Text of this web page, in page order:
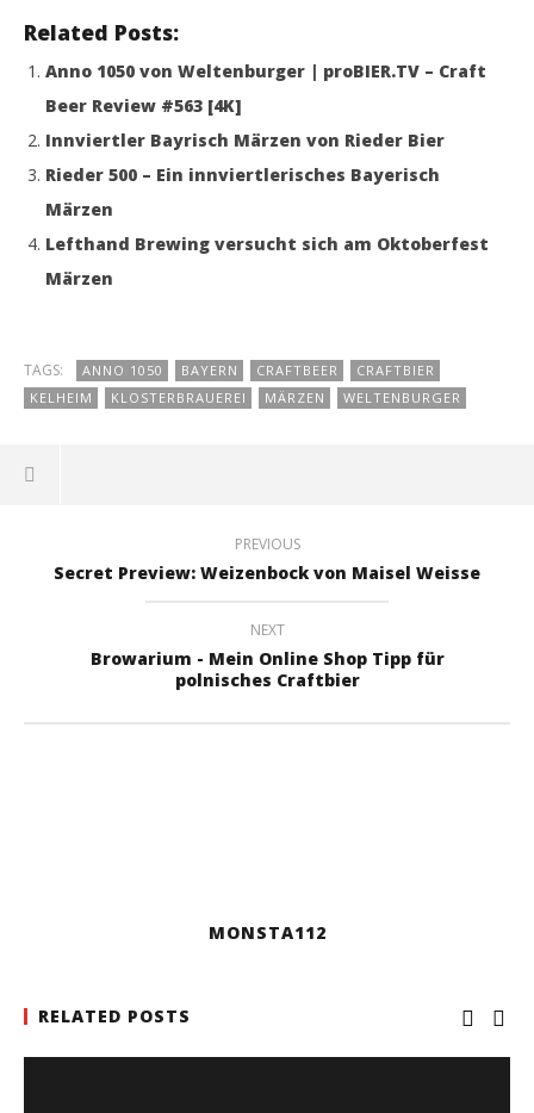
Related Posts:
Anno 1050 von Weltenburger | proBIER.TV – Craft
Beer Review #563 [4K]
Innviertler Bayrisch Märzen von Rieder Bier
Rieder 500 – Ein innviertlerisches Bayerisch
Märzen
Lefthand Brewing versucht sich am Oktoberfest
Märzen
TAGS: ANNO 1050 BAYERN CRAFTBEER
CRAFTBIER
KELHEIM
KLOSTERBRAUEREI MÄRZEN WELTENBURGER
PREVIOUS
Secret Preview: Weizenbock von Maisel Weisse
NEXT
Browarium - Mein Online Shop Tipp für
polnisches Craftbier
MONSTA112
RELATED POSTS